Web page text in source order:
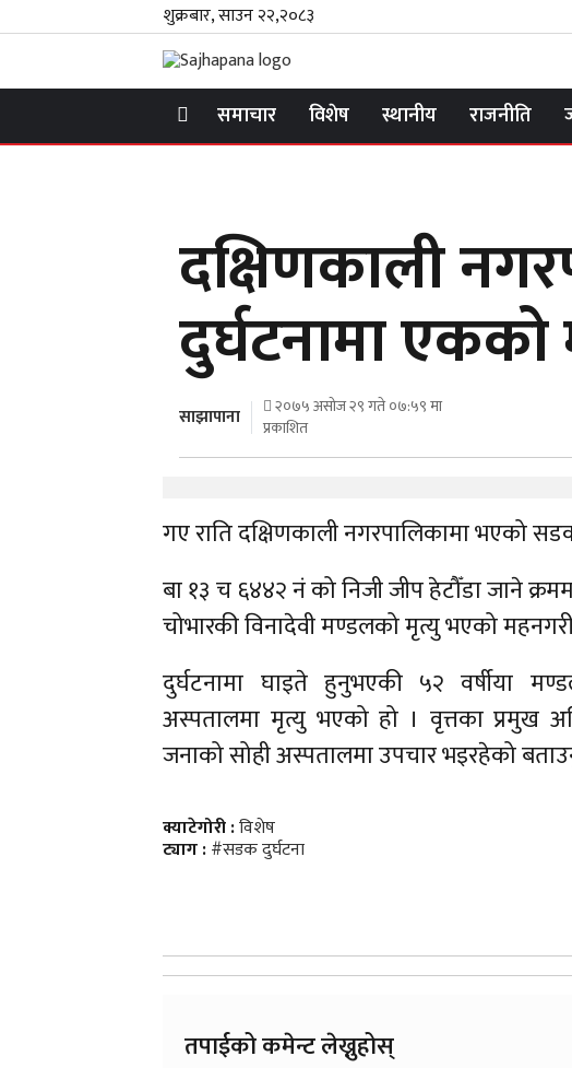
शुक्रबार, साउन २२,२०८३
समाचार विशेष स्थानीय राजनीति
दक्षिणकाली
दुर्घटनामा एकको
साझापाना
२०७५ असोज २९ गते ०७:५९ मा
प्रकाशित
गए राति दक्षिणकाली नगरपालिकामा भएको
बा १३ च ६४४२ नं को निजी जीप हेटौँडा जाने
चोभारकी विनादेवी मण्डलको मृत्यु भएको
दुर्घटनामा घाइते हुनुभएकी ५२ वर्षीया
अस्पतालमा मृत्यु भएको हो । वृत्तका प्रमुख
जनाको सोही अस्पतालमा उपचार भइरहेको
क्याटेगोरी :विशेष
ट्याग :#सडक दुर्घटना
तपाईको कमेन्ट लेख्नुहोस्